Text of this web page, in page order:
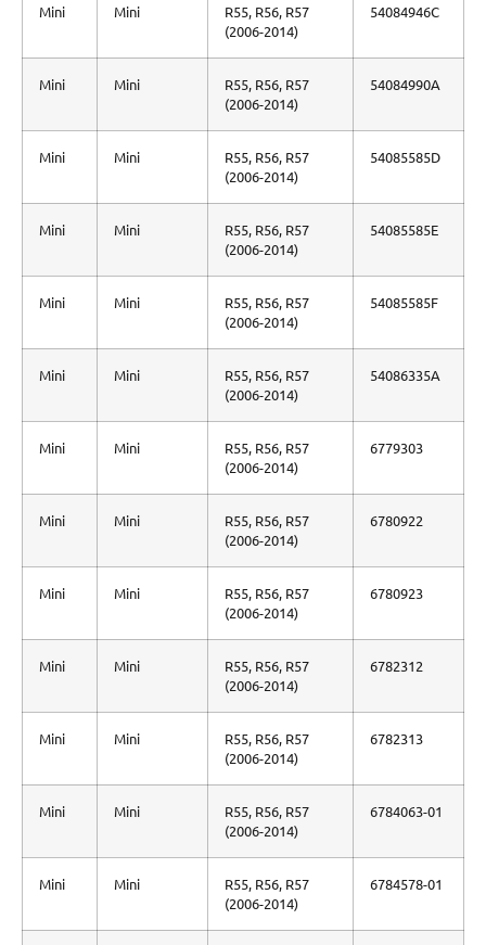
Mini Mini
R55, R56, R57
(2006-2014)
54084946C
Mini Mini
R55, R56, R57
(2006-2014)
54084990A
Mini Mini
R55, R56, R57
(2006-2014)
54085585D
Mini Mini
R55, R56, R57
(2006-2014)
54085585E
Mini Mini
R55, R56, R57
(2006-2014)
54085585F
Mini Mini
R55, R56, R57
(2006-2014)
54086335A
Mini Mini
R55, R56, R57
(2006-2014)
6779303
Mini Mini
R55, R56, R57
(2006-2014)
6780922
Mini Mini
R55, R56, R57
(2006-2014)
6780923
Mini Mini
R55, R56, R57
(2006-2014)
6782312
Mini Mini
R55, R56, R57
(2006-2014)
6782313
Mini Mini
R55, R56, R57
(2006-2014)
6784063-01
Mini Mini
R55, R56, R57
(2006-2014)
6784578-01